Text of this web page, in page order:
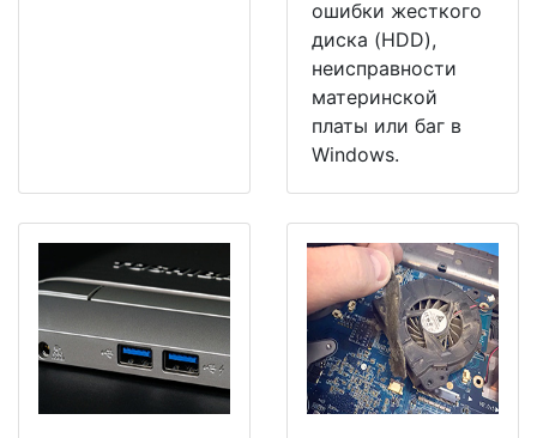
ошибки жесткого
диска (HDD),
неисправности
материнской
платы или баг в
Windows.